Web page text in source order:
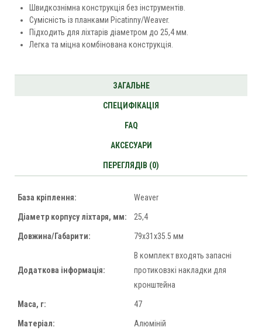
Швидкознімна конструкція без інструментів.
Сумісність із планками Picatinny/Weaver.
Підходить для ліхтарів діаметром до 25,4 мм.
Легка та міцна комбінована конструкція.
ЗАГАЛЬНЕ
СПЕЦИФІКАЦІЯ
FAQ
АКСЕСУАРИ
ПЕРЕГЛЯДІВ (0)
База кріплення: Weaver
Діаметр корпусу ліхтаря, мм: 25,4
Довжина/Габарити: 79х31х35.5 мм
Додаткова інформація:
В комплект входять запасні
протиковзкі накладки для
кронштейна
Маса, г: 47
Матеріал: Алюміній